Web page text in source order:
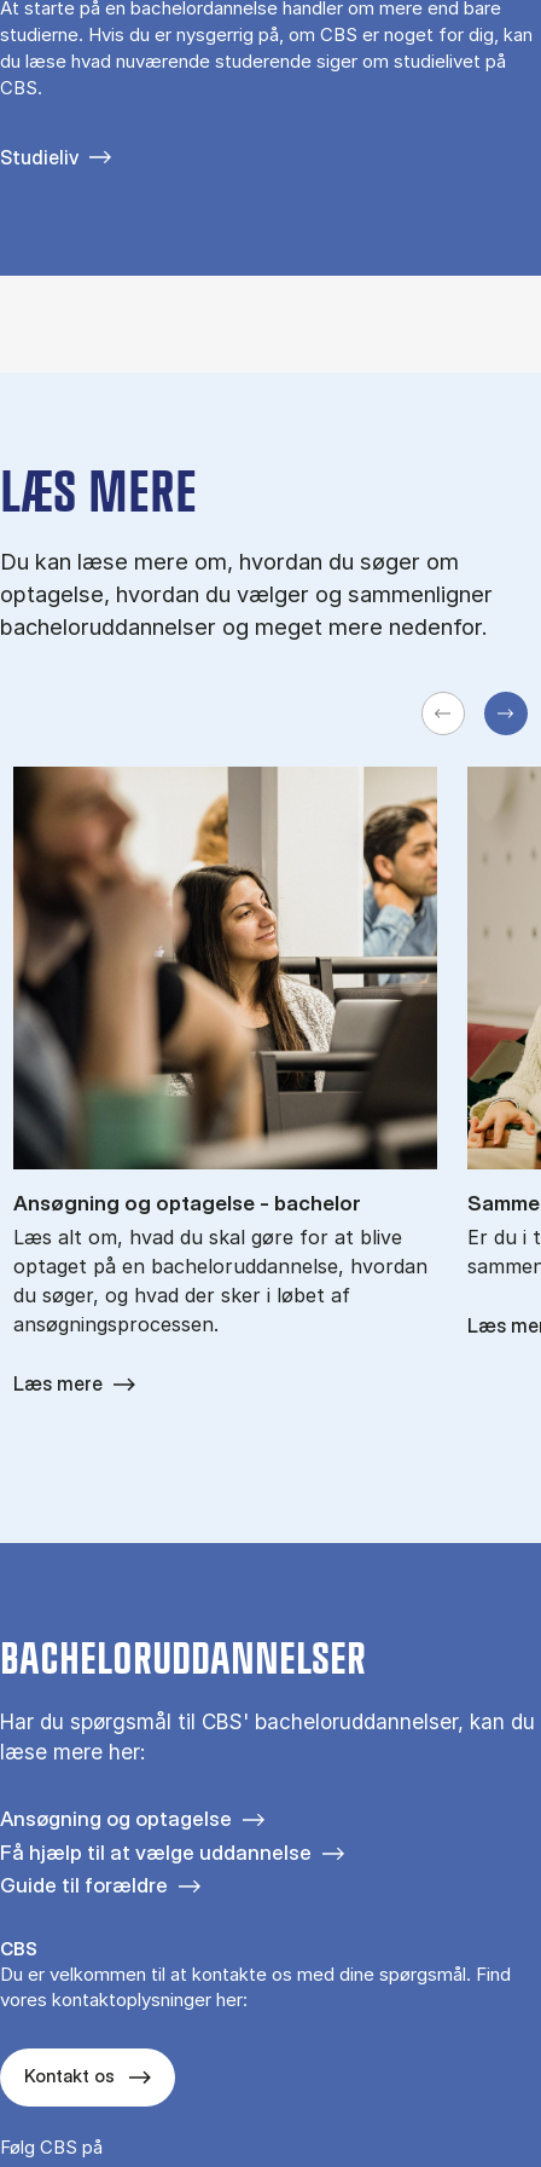
At starte på en bachelordannelse handler om mere end bare
studierne. Hvis du er nysgerrig på, om CBS er noget for dig, kan
du læse hvad nuværende studerende siger om studielivet på
CBS.
Studieliv
LÆS MERE
Du kan læse mere om, hvordan du søger om
optagelse, hvordan du vælger og sammenligner
bacheloruddannelser og meget mere nedenfor.
An­søg­ning og op­ta­gel­se - ba­chel­or
Læs alt om, hvad du skal gøre for at blive
optaget på en bacheloruddannelse, hvordan
du søger, og hvad der sker i løbet af
ansøgningsprocessen.
Læs mere
Er du i
Læs
BACHELORUDDANNELSER
Har du spørgsmål til CBS' bacheloruddannelser, kan du
læse mere her:
Ansøgning og optagelse
Få hjælp til at vælge uddannelse
Guide til forældre
CBS
Du er velkommen til at kontakte os med dine spørgsmål. Find
vores kontaktoplysninger her:
Kontakt os
Følg CBS på